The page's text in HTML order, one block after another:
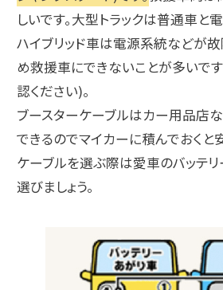
しいです。大型トラックは普通車と
ハイブリッド車は電源系統などが
め救援車にできないことが多いで
認ください)。
ブースターケーブルはカー用品店
できるのでマイカーに積んでおくと
ケーブルを選ぶ際は愛車のバッテ
選びましょう。